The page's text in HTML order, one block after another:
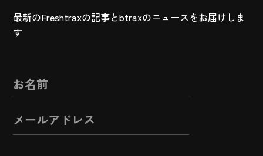
最新のFreshtraxの記事とbtraxのニュースをお届けしま
す